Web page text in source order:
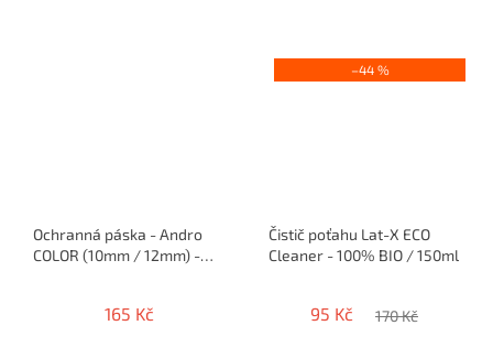
Ochranná páska - Andro
COLOR (10mm / 12mm) -
165 Kč
–44 %
Čistič poťahu Lat-X ECO
Cleaner - 100% BIO / 150ml
95 Kč 170 Kč